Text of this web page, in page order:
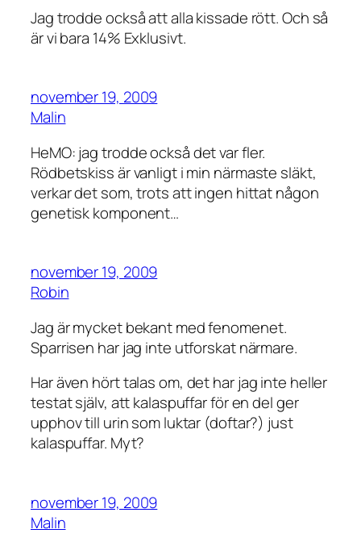
Jag trodde också att alla kissade rött. Och så
är vi bara 14% Exklusivt.
november 19, 2009
Malin
HeMO: jag trodde också det var fler.
Rödbetskiss är vanligt i min närmaste släkt,
verkar det som, trots att ingen hittat någon
genetisk komponent…
november 19, 2009
Robin
Jag är mycket bekant med fenomenet.
Sparrisen har jag inte utforskat närmare.
Har även hört talas om, det har jag inte heller
testat själv, att kalaspuffar för en del ger
upphov till urin som luktar (doftar?) just
kalaspuffar. Myt?
november 19, 2009
Malin